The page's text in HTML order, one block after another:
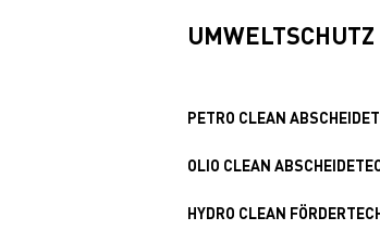
UMWELTSCHUTZ
PETRO CLEAN
OLIO CLEAN
HYDRO CLEAN